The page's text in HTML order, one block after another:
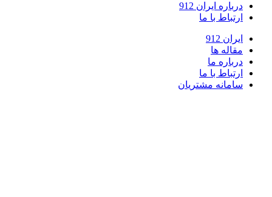
درباره ایران 912
ارتباط با ما
ایران 912
مقاله ها
درباره ما
ارتباط با ما
سامانه مشتریان